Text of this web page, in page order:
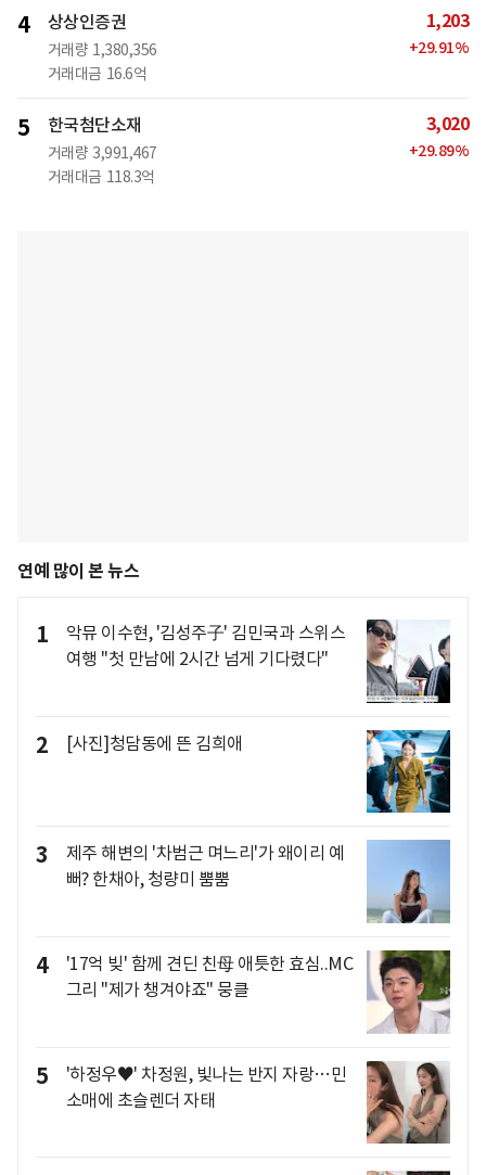
4 상상인증권
거래량 1,380,356
거래대금 16.6억
1,203
+29.91%
5 한국첨단소재
거래량 3,991,467
거래대금 118.3억
3,020
+29.89%
연예 많이 본 뉴스
1
악뮤 이수현, '김성주子' 김민국과 스위스
여행 "첫 만남에 2시간 넘게 기다렸다"
2 [사진]청담동에 뜬 김희애
3
제주 해변의 '차범근 며느리'가 왜이리 예
뻐? 한채아, 청량미 뿜뿜
4
'17억 빚' 함께 견딘 친母 애틋한 효심..MC
그리 "제가 챙겨야죠" 뭉클
5
'하정우♥' 차정원, 빛나는 반지 자랑…민
소매에 초슬렌더 자태